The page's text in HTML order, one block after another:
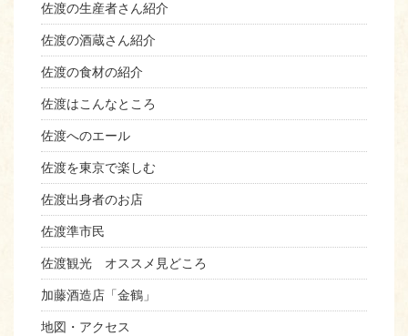
佐渡の生産者さん紹介
佐渡の酒蔵さん紹介
佐渡の食材の紹介
佐渡はこんなところ
佐渡へのエール
佐渡を東京で楽しむ
佐渡出身者のお店
佐渡準市民
佐渡観光 オススメ見どころ
加藤酒造店「金鶴」
地図・アクセス